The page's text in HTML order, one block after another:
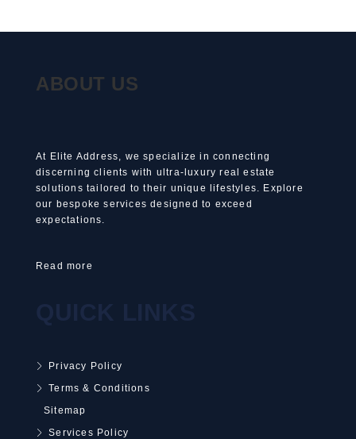
ABOUT US
At Elite Address, we specialize in connecting
discerning clients with ultra-luxury real estate
solutions tailored to their unique lifestyles. Explore
our bespoke services designed to exceed
expectations.
Read more
Privacy Policy
Terms & Conditions
Sitemap
Services Policy